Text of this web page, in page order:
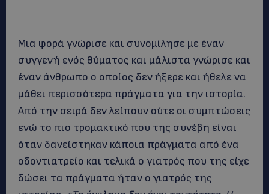
Μια φορά γνώρισε και συνομίλησε με έναν
συγγενή ενός θύματος και μάλιστα γνώρισε και
έναν άνθρωπο ο οποίος δεν ήξερε και ήθελε να
μάθει περισσότερα πράγματα για την ιστορία.
Από την σειρά δεν λείπουν ούτε οι συμπτώσεις
ενώ το πιο τρομακτικό που της συνέβη είναι
όταν δανείστηκαν κάποια πράγματα από ένα
οδοντιατρείο και τελικά ο γιατρός που της είχε
δώσει τα πράγματα ήταν ο γιατρός της